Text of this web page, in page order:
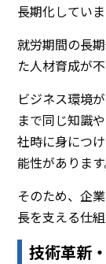
長期化していま
就労期間の長
た人材育成が
ビジネス環境
まで同じ知識
社時に身につ
能性があります
そのため、企
長を支える仕
技術革新